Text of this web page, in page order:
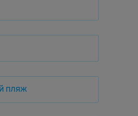
пляж